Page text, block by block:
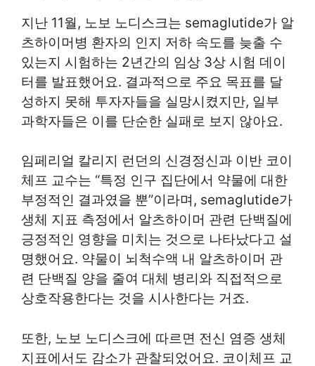
지난 11월, 노보 노디스크는 semaglutide가 알
츠하이머병 환자의 인지 저하 속도를 늦출 수
있는지 시험하는 2년간의 임상 3상 시험 데이
터를 발표했어요. 결과적으로 주요 목표를 달
성하지 못해 투자자들을 실망시켰지만, 일부
과학자들은 이를 단순한 실패로 보지 않아요.
임페리얼 칼리지 런던의 신경정신과 이반 코이
체프 교수는 “특정 인구 집단에서 약물에 대한
부정적인 결과였을 뿐”이라며, semaglutide가
생체 지표 측정에서 알츠하이머 관련 단백질에
긍정적인 영향을 미치는 것으로 나타났다고 설
명했어요. 약물이 뇌척수액 내 알츠하이머 관
련 단백질 양을 줄여 대체 병리와 직접적으로
상호작용한다는 것을 시사한다는 거죠.
또한, 노보 노디스크에 따르면 전신 염증 생체
지표에서도 감소가 관찰되었어요. 코이체프 교